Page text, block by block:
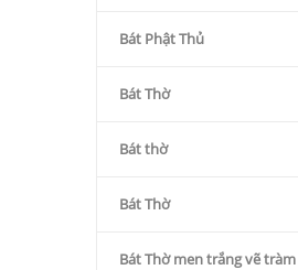
Bát Phật Thủ
Bát Thờ
Bát thờ
Bát Thờ
Bát Thờ men trắng vẽ tràm